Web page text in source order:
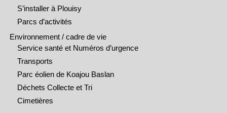
S’installer à Plouisy
Parcs d’activités
Environnement / cadre de vie
Service santé et Numéros d’urgence
Transports
Parc éolien de Koajou Baslan
Déchets Collecte et Tri
Cimetières